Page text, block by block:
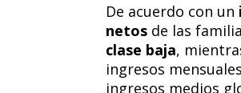
De acuerdo con un
netos de las
clase baja,
ingresos
ingresos medios